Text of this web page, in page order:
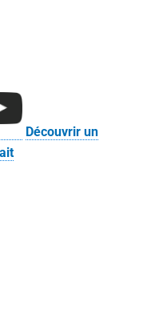
Découvrir un